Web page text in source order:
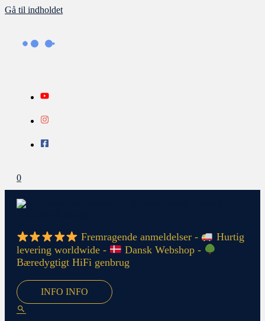
Gå til indholdet
0
Fremragende anmeldelser -
Hurtig
levering worldwide -
Dansk Webshop -
Bæredygtigt HiFi genbrug
INFO INFO